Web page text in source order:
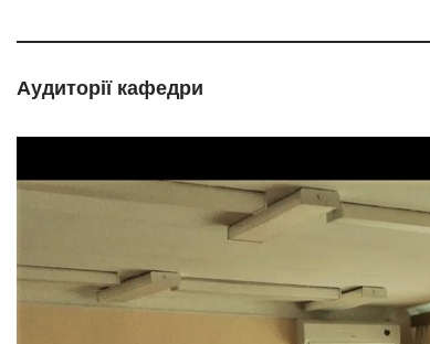
Аудиторії кафедри